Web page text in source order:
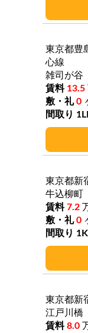
東京都豊
心線
雑司が谷
13.5
0
東京都新
牛込柳町
7.2
0
1K
東京都新
江戸川橋
8.0